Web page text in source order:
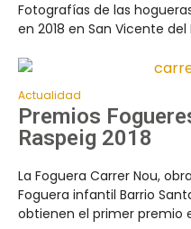
Fotografías de las
en 2018 en San Vicente del
Actualidad
Premios
Raspeig 2018
La Foguera Carrer Nou,
Foguera infantil Barrio
obtienen el primer premio